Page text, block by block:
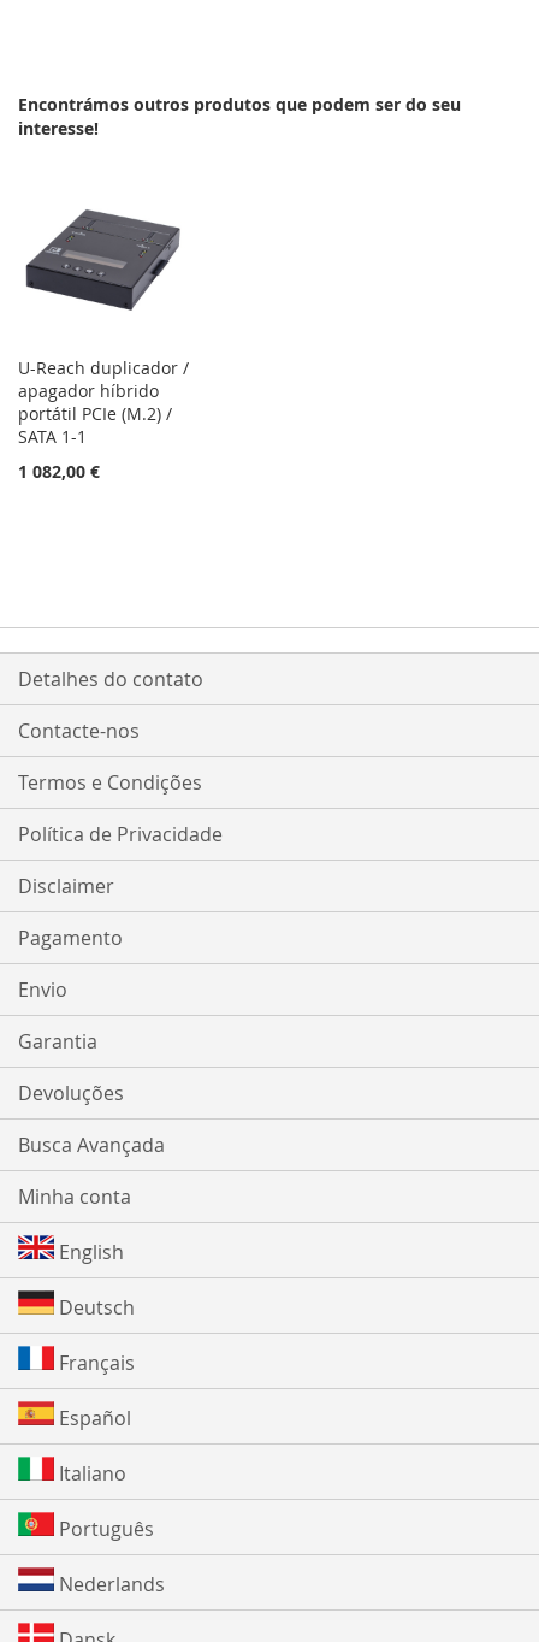
DE
Encontrámos outros produtos que podem ser do seu
interesse!
U-Reach duplicador /
apagador híbrido
portátil PCIe (M.2) /
SATA 1-1
1 082,00 €
Detalhes do contato
Contacte-nos
Termos e Condições
Política de Privacidade
Disclaimer
Pagamento
Envio
Garantia
Devoluções
Busca Avançada
Minha conta
English
Deutsch
Français
Español
Italiano
Português
Nederlands